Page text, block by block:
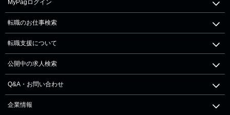
MyPagログイン
転職のお仕事検索
転職支援について
公開中の求人検索
Q&A・お問い合わせ
企業情報